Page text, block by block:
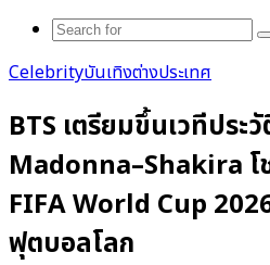
Celebrityบันเทิงต่างประเทศ
BTS เตรียมขึ้นเวทีประ
Madonna–Shakira
FIFA World Cup
ฟุตบอลโลก